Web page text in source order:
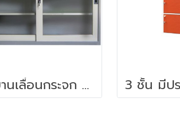
ตู้บานเลื่อนกระจก 5 ฟุต (สอบถามราคา)